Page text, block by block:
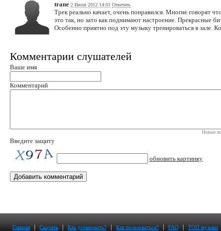
trane 2 Июля 2012 14:01 Ответить
Трек реально качает, очень понравился. Многие говорят
это так, но зато как поднимают настроение. Прекрасные
Особенно приятно под эту музыку тренироваться в зале.
Комментарии слушателей
Ваше имя
Комментарий
Новые
Введите защиту
обновить картинку
Главная | Скачать | Как установить? | Как пользоваться? | FAQ | ТОП музыки